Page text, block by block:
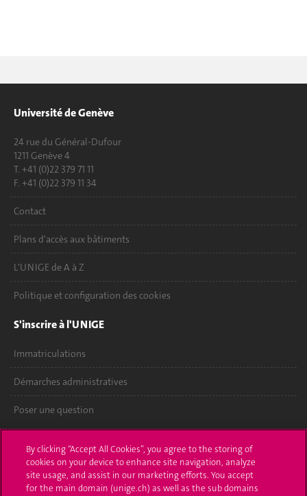
Université de Genève
24 rue du Général-Dufour
1211 Genève 4
T. +41 (0)22 379 71 11
F. +41 (0)22 379 11 34
Contact
Plans d'accès aux bâtiments
L'UNIGE de A à Z
Politique et configuration des cookies
S'inscrire à l'UNIGE
Immatriculations
Démarches administratives
Poser une question
UNIGE Mobile
By clicking “Accept All Cookies”, you agree to the storing of
cookies on your device to enhance site navigation, analyze
site usage, and assist in our marketing efforts. You accept
for the main domain (unige.ch) as well as the sub domains